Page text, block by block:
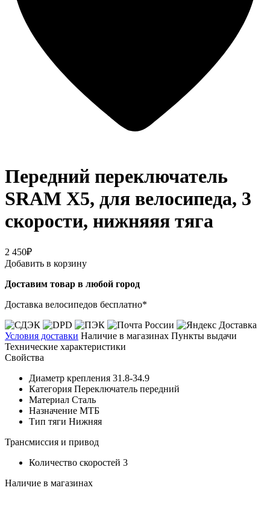
Передний переключатель
SRAM X5, для велосипеда, 3
скорости, нижняяя тяга
2 450₽
Добавить в корзину
Доставим товар в любой город
Доставка велосипедов бесплатно*
Условия доставки Наличие в магазинах Пункты выдачи
Технические характеристики
Свойства
Диаметр крепления 31.8-34.9
Категория Переключатель передний
Материал Сталь
Назначение МТБ
Тип тяги Нижняя
Трансмиссия и привод
Количество скоростей 3
Наличие в магазинах